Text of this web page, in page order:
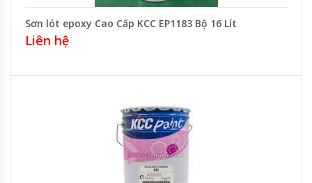
Sơn lót epoxy Cao Cấp KCC EP1183 Bộ 16 Lít
Liên hệ